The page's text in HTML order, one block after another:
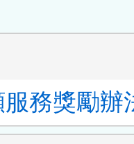
務獎勵辦